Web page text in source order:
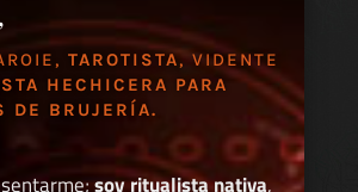
TAROTISTA, VIDENTE
HECHICERA PARA
DE BRUJERÍA.
soy ritualista nativa,